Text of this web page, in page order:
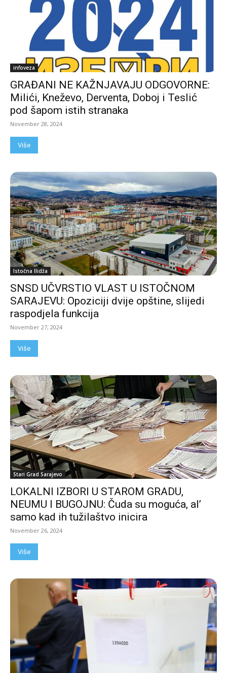
infoveza
GRAĐANI NE KAŽNJAVAJU ODGOVORNE:
Milići, Kneževo, Derventa, Doboj i Teslić
pod šapom istih stranaka
November 28, 2024
Više
Istočna Ilidža
SNSD UČVRSTIO VLAST U ISTOČNOM
SARAJEVU: Opoziciji dvije opštine, slijedi
raspodjela funkcija
November 27, 2024
Više
Stari Grad Sarajevo
LOKALNI IZBORI U STAROM GRADU,
NEUMU I BUGOJNU: Čuda su moguća, al’
samo kad ih tužilaštvo inicira
November 26, 2024
Više